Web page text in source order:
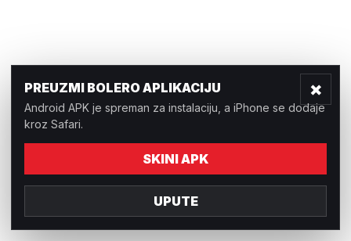
PREUZMI BOLERO APLIKACIJU
Android APK je spreman za instalaciju, a iPhone se dodaje
kroz Safari.
SKINI APK
UPUTE
×